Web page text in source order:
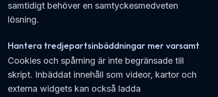
samtidigt behöver en samtyckesmedveten
lösning.
Hantera tredjepartsinbäddningar mer varsamt
Cookies och spårning är inte begränsade till
skript. Inbäddat innehåll som videor, kartor och
externa widgets kan också ladda